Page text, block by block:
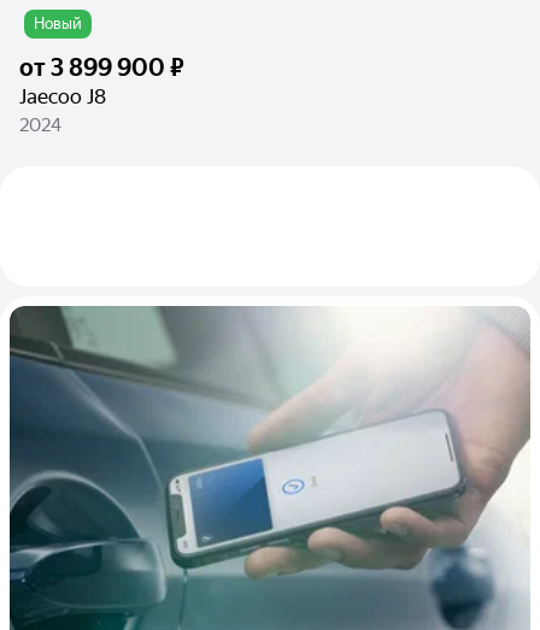
Новый
от3 899 900 ₽
Jaecoo J8
2024